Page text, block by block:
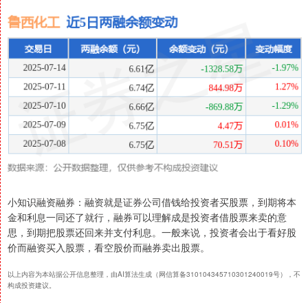
小知识融资融券：融资就是证券公司借钱给投资者买股票，到期将本
金和利息一同还了就行，融券可以理解成是投资者借股票来卖的意
思，到期把股票还回来并支付利息。一般来说，投资者会出于看好股
价而融资买入股票，看空股价而融券卖出股票。
以上内容为本站据公开信息整理，由AI算法生成（网信算备310104345710301240019号），不
构成投资建议。